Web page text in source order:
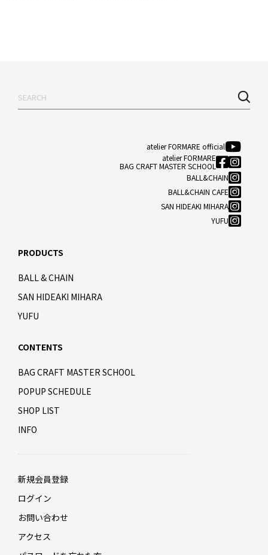
atelier FORMARE official
atelier FORMARE
BAG CRAFT MASTER SCHOOL
BALL&CHAIN
BALL&CHAIN CAFE
SAN HIDEAKI MIHARA
YUFU
PRODUCTS
BALL & CHAIN
SAN HIDEAKI MIHARA
YUFU
CONTENTS
BAG CRAFT MASTER SCHOOL
POPUP SCHEDULE
SHOP LIST
INFO
新規会員登録
ログイン
お問い合わせ
アクセス